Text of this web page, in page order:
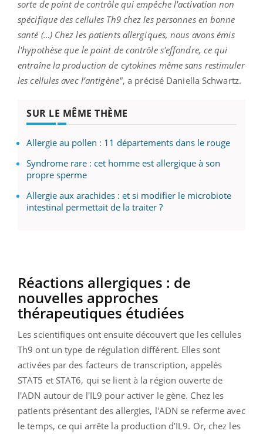
sorte de point de contrôle qui empêche l'activation non
spécifique des cellules Th9 chez les personnes en bonne
santé (…) Chez les patients allergiques, nous avons émis
l'hypothèse que le point de contrôle s'effondre, ce qui
entraîne la production de cytokines même sans restimuler
les cellules avec l’antigène", a précisé Daniella Schwartz.
SUR LE MÊME THÈME
Allergie au pollen : 11 départements dans le rouge
Syndrome rare : cet homme est allergique à son
propre sperme
Allergie aux arachides : et si modifier le microbiote
intestinal permettait de la traiter ?
Réactions allergiques : de
nouvelles approches
thérapeutiques étudiées
Les scientifiques ont ensuite découvert que les cellules
Th9 ont un type de régulation différent. Elles sont
activées par des facteurs de transcription, appelés
STAT5 et STAT6, qui se lient à la région ouverte de
l'ADN autour de l'IL9 pour activer le gène. Chez les
patients présentant des allergies, l'ADN se referme avec
le temps, ce qui arrête la production d’IL9. Or, chez les